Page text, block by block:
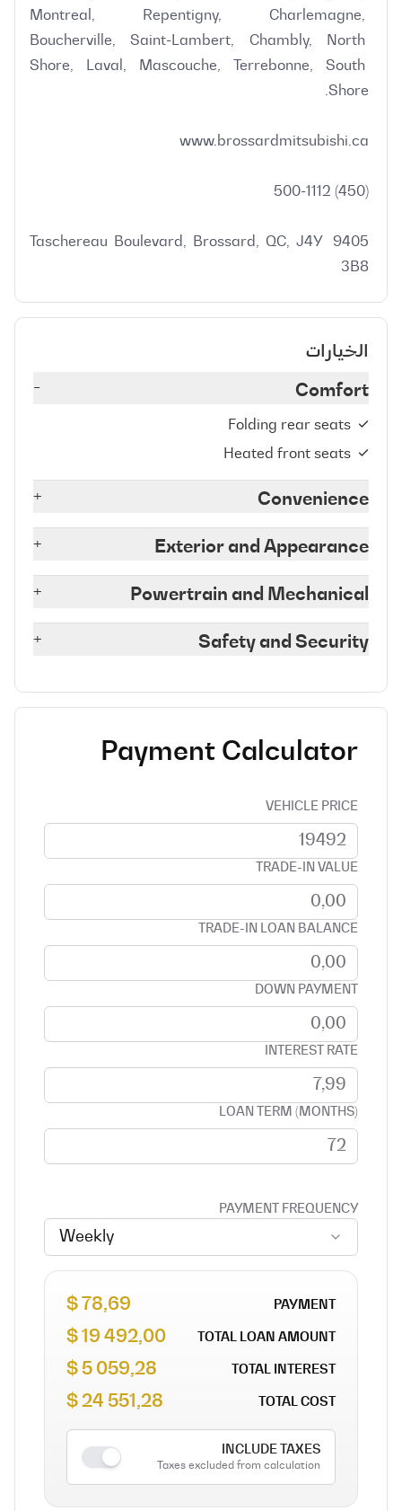
Montreal, Repentigny, Charlemagne,
Boucherville, Saint-Lambert, Chambly, North
Shore, Laval, Mascouche, Terrebonne, South
9405 Taschereau Boulevard, Brossard, QC, J4Y
3B8
الخيارات
Comfort
-
Folding rear seats
Heated front seats
Convenience
+
Exterior and Appearance
+
Powertrain and Mechanical
+
Safety and Security
+
Payment Calculator
VEHICLE PRICE
TRADE-IN VALUE
TRADE-IN LOAN BALANCE
DOWN PAYMENT
INTEREST RATE
LOAN TERM (MONTHS)
PAYMENT FREQUENCY
Weekly
PAYMENT
78,69 $
TOTAL LOAN AMOUNT
19 492,00 $
TOTAL INTEREST
5 059,28 $
TOTAL COST
24 551,28 $
INCLUDE TAXES
Taxes excluded from calculation